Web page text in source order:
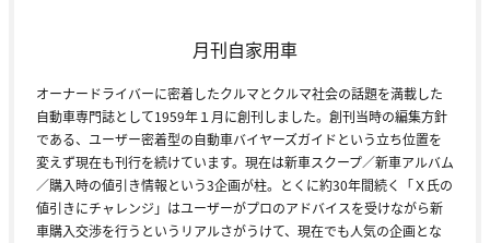
月刊自家用車
オーナードライバーに密着したクルマとクルマ社会の話題を満載した
自動車専門誌として1959年１月に創刊しました。創刊当時の編集方針
である、ユーザー密着型の自動車バイヤーズガイドという立ち位置を
変えず現在も刊行を続けています。現在は新車スクープ／新車アルバム
／購入時の値引き情報という3企画が柱。とくに約30年間続く「Ｘ氏の
値引きにチャレンジ」はユーザーがプロのアドバイスを受けながら新
車購入交渉を行うというリアルさがうけて、現在でも人気の企画とな